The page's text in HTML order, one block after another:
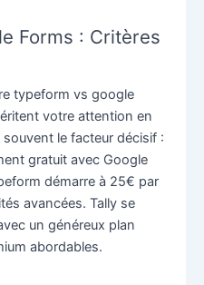
Forms : Critères
typeform vs google
votre attention en
le facteur décisif :
gratuit avec Google
démarre à 25€ par
avancées. Tally se
un généreux plan
abordables.